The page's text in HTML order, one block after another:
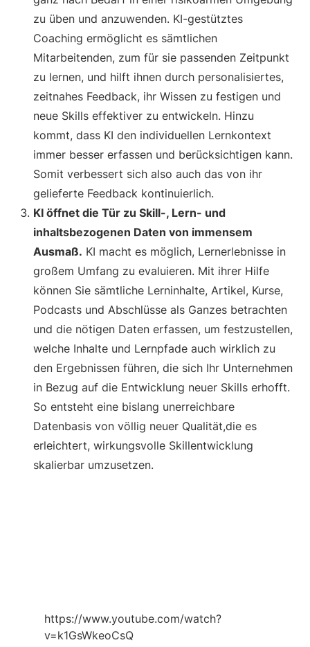
zu üben und anzuwenden. KI-gestütztes
Coaching ermöglicht es sämtlichen
Mitarbeitenden, zum für sie passenden Zeitpunkt
zu lernen, und hilft ihnen durch personalisiertes,
zeitnahes Feedback, ihr Wissen zu festigen und
neue Skills effektiver zu entwickeln. Hinzu
kommt, dass KI den individuellen Lernkontext
immer besser erfassen und berücksichtigen kann.
Somit verbessert sich also auch das von ihr
gelieferte Feedback kontinuierlich.
KI öffnet die Tür zu Skill-, Lern- und
inhaltsbezogenen Daten von immensem
Ausmaß. KI macht es möglich, Lernerlebnisse in
großem Umfang zu evaluieren. Mit ihrer Hilfe
können Sie sämtliche Lerninhalte, Artikel, Kurse,
Podcasts und Abschlüsse als Ganzes betrachten
und die nötigen Daten erfassen, um festzustellen,
welche Inhalte und Lernpfade auch wirklich zu
den Ergebnissen führen, die sich Ihr Unternehmen
in Bezug auf die Entwicklung neuer Skills erhofft.
So entsteht eine bislang unerreichbare
Datenbasis von völlig neuer Qualität,die es
erleichtert, wirkungsvolle Skillentwicklung
skalierbar umzusetzen.
https://www.youtube.com/watch?
v=k1GsWkeoCsQ